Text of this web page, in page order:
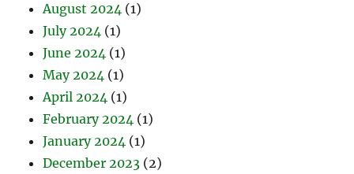
August 2024 (1)
July 2024 (1)
June 2024 (1)
May 2024 (1)
April 2024 (1)
February 2024 (1)
January 2024 (1)
December 2023 (2)